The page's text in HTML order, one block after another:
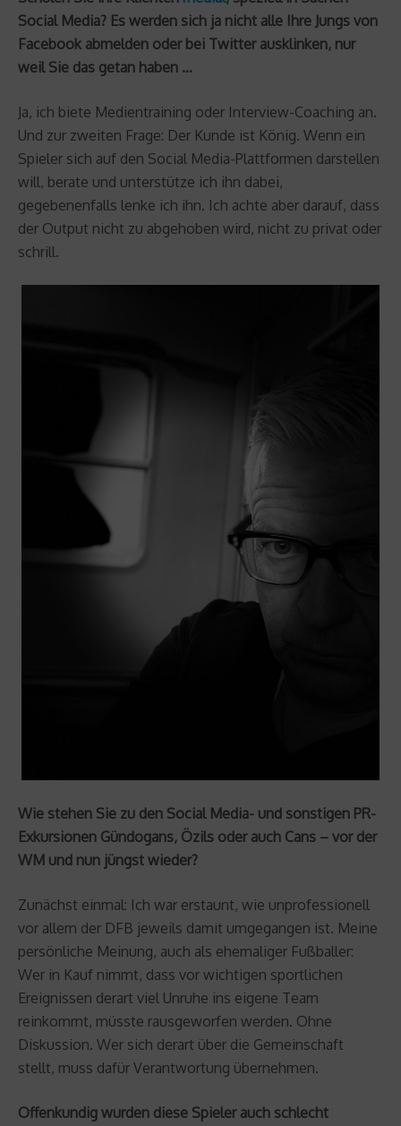
Social Media? Es werden sich ja nicht alle Ihre Jungs von
Facebook abmelden oder bei Twitter ausklinken, nur
weil Sie das getan haben …
Ja, ich biete Medientraining oder Interview-Coaching an.
Und zur zweiten Frage: Der Kunde ist König. Wenn ein
Spieler sich auf den Social Media-Plattformen darstellen
will, berate und unterstütze ich ihn dabei,
gegebenenfalls lenke ich ihn. Ich achte aber darauf, dass
der Output nicht zu abgehoben wird, nicht zu privat oder
schrill.
Wie stehen Sie zu den Social Media- und sonstigen PR-
Exkursionen Gündogans, Özils oder auch Cans – vor der
WM und nun jüngst wieder?
Zunächst einmal: Ich war erstaunt, wie unprofessionell
vor allem der DFB jeweils damit umgegangen ist. Meine
persönliche Meinung, auch als ehemaliger Fußballer:
Wer in Kauf nimmt, dass vor wichtigen sportlichen
Ereignissen derart viel Unruhe ins eigene Team
reinkommt, müsste rausgeworfen werden. Ohne
Diskussion. Wer sich derart über die Gemeinschaft
stellt, muss dafür Verantwortung übernehmen.
Offenkundig wurden diese Spieler auch schlecht